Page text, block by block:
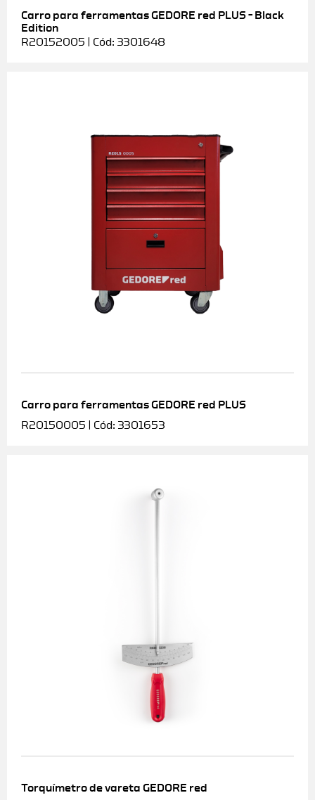
Carro para ferramentas GEDORE red PLUS – Black
Edition
R20152005 | Cód: 3301648
Carro para ferramentas GEDORE red PLUS
R20150005 | Cód: 3301653
Torquímetro de vareta GEDORE red